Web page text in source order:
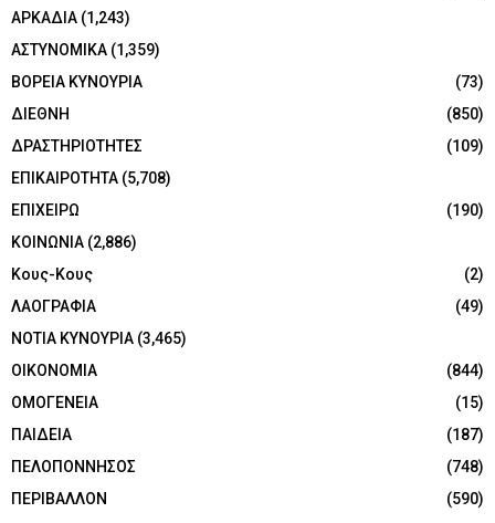
ΑΡΚΑΔΙΑ (1,243)
ΑΣΤΥΝΟΜΙΚΑ (1,359)
ΒΟΡΕΙΑ ΚΥΝΟΥΡΙΑ
(73)
ΔΙΕΘΝΗ
(850)
ΔΡΑΣΤΗΡΙΟΤΗΤΕΣ
(109)
ΕΠΙΚΑΙΡΟΤΗΤΑ (5,708)
ΕΠΙΧΕΙΡΩ
(190)
ΚΟΙΝΩΝΙΑ (2,886)
Κους-Κους
(2)
ΛΑΟΓΡΑΦΙΑ
(49)
ΝΟΤΙΑ ΚΥΝΟΥΡΙΑ (3,465)
ΟΙΚΟΝΟΜΙΑ
(844)
ΟΜΟΓΕΝΕΙΑ
(15)
ΠΑΙΔΕΙΑ
(187)
ΠΕΛΟΠΟΝΝΗΣΟΣ
(748)
ΠΕΡΙΒΑΛΛΟΝ
(590)